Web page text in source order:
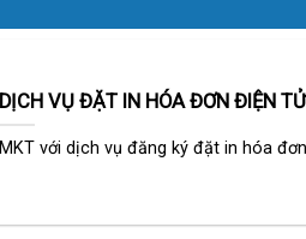
DỊCH VỤ ĐẶT IN HÓA ĐƠN ĐIỆN TỬ
MKT với dịch vụ đăng ký đặt in hóa